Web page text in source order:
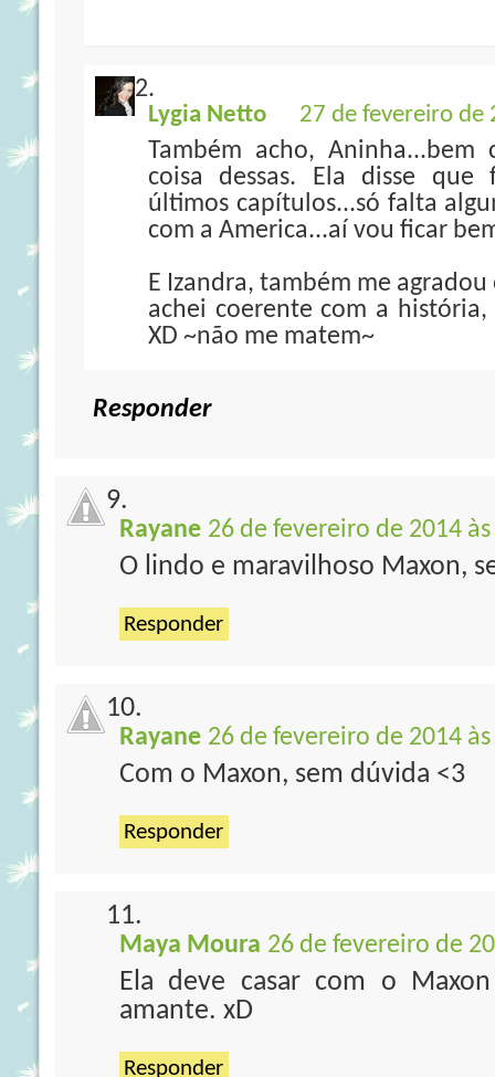
Lygia Netto 27 de fevereiro de
Também acho, Aninha...bem
coisa dessas. Ela disse
últimos capítulos...só falta
com a America...aí vou ficar
E Izandra, também me
achei coerente com a
XD ~não me matem~
Responder
Rayane 26 de fevereiro de 2014
O lindo e maravilhoso Maxon,
Responder
Rayane 26 de fevereiro de 2014
Com o Maxon, sem dúvida <3
Responder
Maya Moura 26 de fevereiro de
Ela deve casar com o
amante. xD
Responder